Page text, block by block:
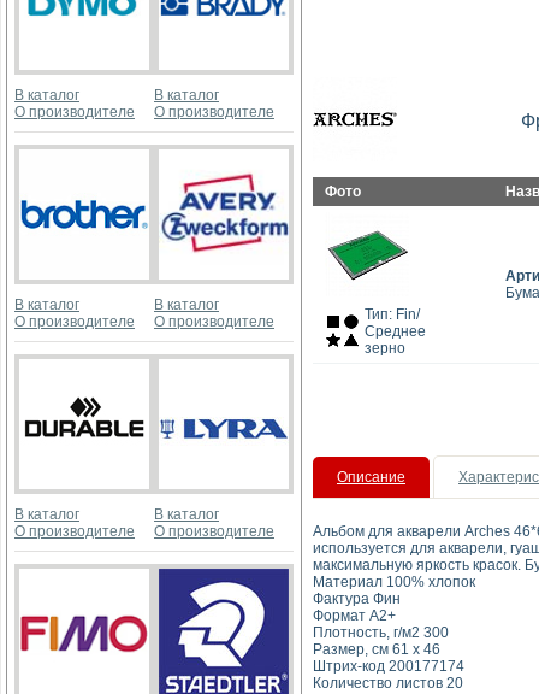
В каталог
О производителе
В каталог
О производителе
В каталог
О производителе
В каталог
О производителе
В каталог
О производителе
В каталог
О производителе
Фото
Тип: Fin/
Среднее
зерно
Описание
Альбом для акварели Arches
используется для акварели,
максимальную яркость красок.
Материал 100% хлопок
Фактура Фин
Формат A2+
Плотность, г/м2 300
Размер, см 61 x 46
Штрих-код 200177174
Количество листов 20